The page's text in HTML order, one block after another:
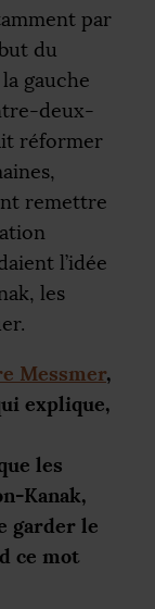
par
du
gauche
deux-
réformer
remettre
l’idée
les
Messmer,
explique,
les
Kanak,
garder le
ce mot